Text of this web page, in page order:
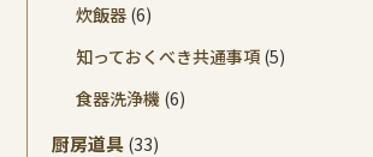
炊飯器 (6)
知っておくべき共通事項 (5)
食器洗浄機 (6)
厨房道具 (33)